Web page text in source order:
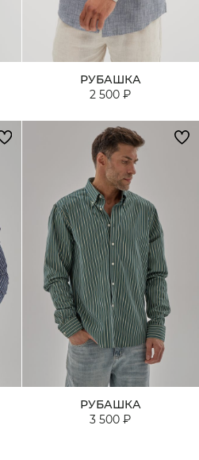
РУБАШКА
2 500 ₽
РУБАШКА
3 500 ₽